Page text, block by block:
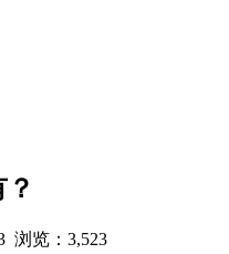
浏览：3,523